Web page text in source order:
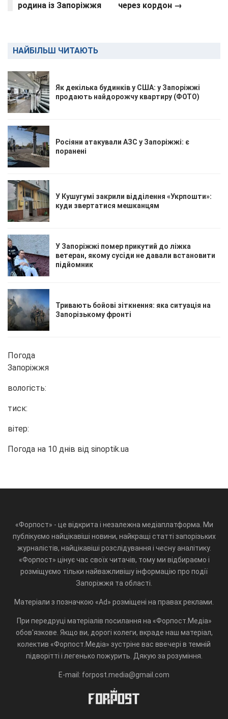
родина із Запоріжжя
через кордон →
НАЙБІЛЬШ ЧИТАЮТЬ
Як декілька будинків у США: у Запоріжжі
продають найдорожчу квартиру (ФОТО)
Росіяни атакували АЗС у Запоріжжі: є
поранені
У Кушугумі закрили відділення «Укрпошти»:
куди звертатися мешканцям
У Запоріжжі помер прикутий до ліжка
ветеран, якому сусіди не давали встановити
підйомник
Тривають бойові зіткнення: яка ситуація на
Запорізькому фронті
Погода
Запоріжжя
вологість:
тиск:
вітер:
Погода на 10 днів від sinoptik.ua
«Форпост» - це відкрита і незалежна медіаплатформа. Ми
публікуємо найцікавіші новини, найкращі статті запорізьких
журналістів, найцікавіші розслідування і чесну аналітику.
«Форпост» цінує час своїх читачів, тому ми відбираємо і
розміщуємо тільки найважливішу інформацію про події
Запоріжжя та області.
Матеріали з позначкою «Ad» розміщені на правах реклами.
При передруці матеріалів посилання на «Форпост.Медіа»
обов'язкове. Якщо ви, дорогі колеги, вкраде наш матеріал,
колектив «Форпост.Медіа» зустріне вас ввечері в темній
підворітті і легенько пожурить. Дякую за розуміння.
E-mail: forpost.media@gmail.com